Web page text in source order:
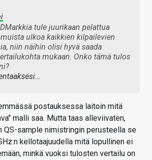
tule juurikaan pelattua
ulkoa kaikkien kilpailevien
niin näihin olisi hyvä saada
mukaan. Onko tämä tulos
postauksessa laitoin mitä
malli saa. Mutta taas alleviivaten,
QS-sample nimistringin perusteella se
kellotaajuudella mitä lopullinen ei
minkä vuoksi tulosten vertailu on